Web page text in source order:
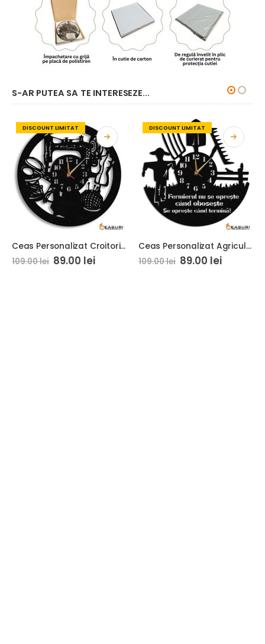
S-AR PUTEA SA TE INTERESEZE...
DISCOUNT LIMITAT
Ceas Personalizat Croitorie 01
109.00lei 89.00 lei
DISCOUNT LIMITAT
Ceas Personalizat Agricultura Fermier 01
109.00lei 89.00 lei